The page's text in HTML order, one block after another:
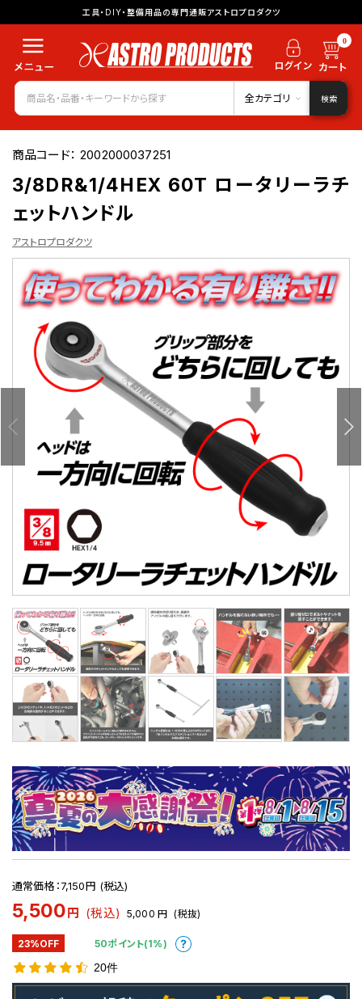
工具・DIY・整備用品の専門通販アストロプロダクツ
0
全カテゴリ 検索
商品コード：2002000037251
3/8DR&1/4HEX 60T ロータリーラチ
ェットハンドル
アストロプロダクツ
通常価格：7,150円 (税込)
5,500円 (税込) 5,000 円 (税抜)
23%OFF 50ポイント(1%)
20件